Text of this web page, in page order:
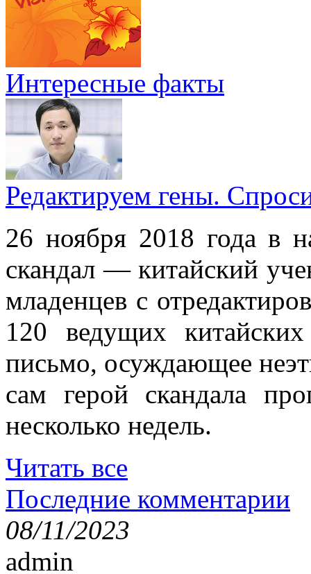
Интересные факты
Редактируем гены.
26 ноября 2018 года в
скандал — китайский
младенцев с
120 ведущих
письмо, осуждающее
сам герой скандала
несколько недель.
Читать все
Последние комментарии
08/11/2023
admin